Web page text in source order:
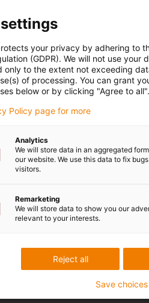
your privacy by adhering to
(GDPR). We will not use
only to the extent not exceeding
of processing. You can grant
below or by clicking "Agree to all".
Policy page for more
Analytics
We will store data in an aggregated
our website. We use this data to fix
visitors.
Remarketing
We will store data to show you our
relevant to your interests.
Reject all
Save choices